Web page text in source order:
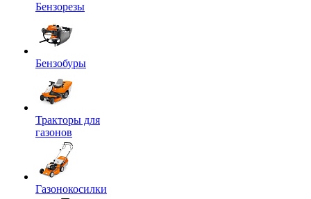
Бензорезы
Бензобуры
Тракторы для
газонов
Газонокосилки